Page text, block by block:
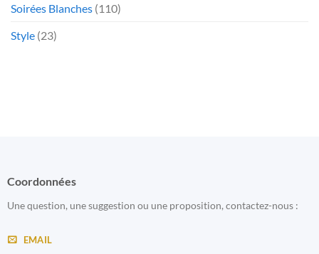
Soirées Blanches (110)
Style (23)
Coordonnées
Une question, une suggestion ou une proposition, contactez-nous :
EMAIL